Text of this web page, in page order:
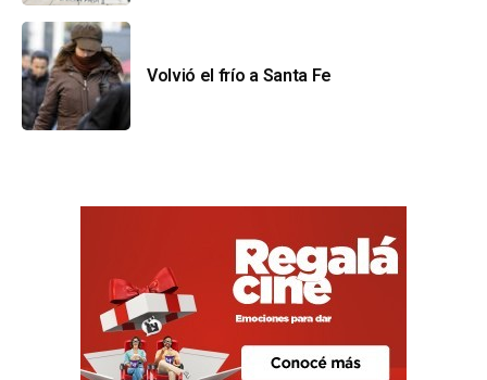
Volvió el frío a Santa Fe